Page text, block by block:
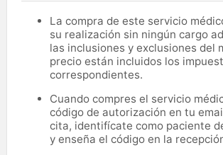
La compra de este servicio
su realización sin ningún cargo
las inclusiones y exclusiones del
precio están incluidos los
correspondientes.
Cuando compres el servicio
código de autorización en tu
cita, identifícate como paciente
y enseña el código en la